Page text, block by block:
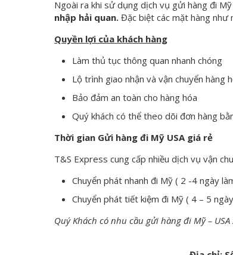
Ngoài ra khi sử dụng dịch vụ gửi hàng đi
nhập hải quan. Đặc biệt các mặt hàng như
Quyền lợi của khách hàng
Làm thủ tục thông quan nhanh chóng
Lộ trình giao nhận và vận chuyển
Bảo đảm an toàn cho hàng hóa
Quý khách có thể theo dõi đơn hàng
Thời gian Gửi hàng đi Mỹ USA giá rẻ
T&S Express cung cấp nhiều dịch vụ vận
Chuyển phát nhanh đi Mỹ ( 2 -4 ngày
Chuyển phát tiết kiệm đi Mỹ ( 4 – 5
Quý Khách có nhu cầu gửi hàng đi Mỹ –